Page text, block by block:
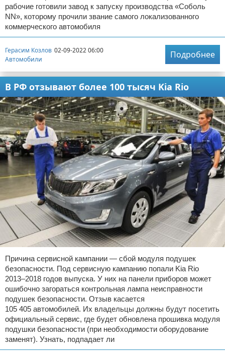
рабочие готовили завод к запуску производства «Соболь
NN», которому прочили звание самого локализованного
коммерческого автомобиля
Герасим Козлов 02-09-2022 06:00
Автомобили
Подробнее
В РФ отзывают более 100 тысяч Kia Rio
Причина сервисной кампании — сбой модуля подушек
безопасности. Под сервисную кампанию попали Kia Rio
2013–2018 годов выпуска. У них на панели приборов может
ошибочно загораться контрольная лампа неисправности
подушек безопасности. Отзыв касается
105 405 автомобилей. Их владельцы должны будут посетить
официальный сервис, где будет обновлена прошивка модуля
подушки безопасности (при необходимости оборудование
заменят). Узнать, подпадает ли